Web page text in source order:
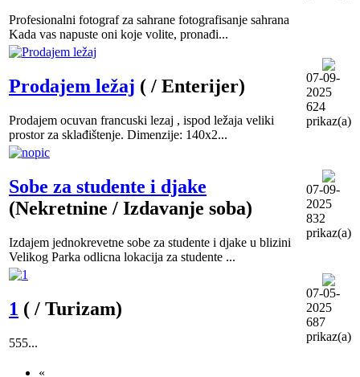
Profesionalni fotograf za sahrane fotografisanje sahrana
Kada vas napuste oni koje volite, pronađi...
Prodajem ležaj ( / Enterijer)
Prodajem ocuvan francuski lezaj , ispod ležaja veliki
prostor za sklađištenje. Dimenzije: 140x2...
07-09-
2025
624
prikaz(a)
Sobe za studente i djake
(Nekretnine / Izdavanje soba)
Izdajem jednokrevetne sobe za studente i djake u blizini
Velikog Parka odlicna lokacija za studente ...
07-09-
2025
832
prikaz(a)
1 ( / Turizam)
555...
07-05-
2025
687
prikaz(a)
«